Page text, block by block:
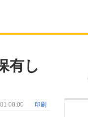
有し
00:00 印刷